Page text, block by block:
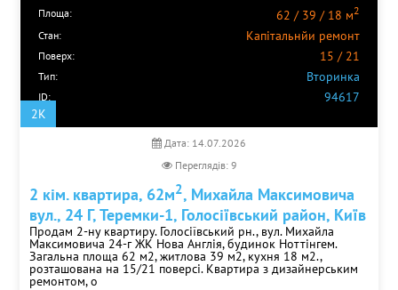
Площа Льва Толстого
Політехнічний інститут
Святошин
Сирець
Славутич
Теремки
Площа: 62 / 39 / 18 м2
Стан:
Капітальнйи ремонт
Поверх: 15 / 21
Тип: Вторинка
ID:
94617
2K
Дата: 14.07.2026
Переглядів: 9
2 кім. квартира, 62м2, Михайла Максимовича
вул., 24 Г, Теремки-1, Голосіївський район, Київ
Продам 2-ну квартиру. Голосіївський рн., вул. Михайла
Максимовича 24-г ЖК Нова Англія, будинок Ноттінгем.
Загальна площа 62 м2, житлова 39 м2, кухня 18 м2.,
розташована на 15/21 поверсі. Квартира з дизайнерським
ремонтом, о